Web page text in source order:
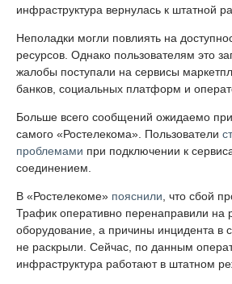
инфраструктура вернулась к штатной
Неполадки могли повлиять на
ресурсов. Однако пользователям это
жалобы поступали на сервисы
банков, социальных платформ и
Больше всего сообщений ожидаемо
самого «Ростелекома». Пользователи
проблемами при подключении к
соединением.
В «Ростелекоме» пояснили , что сбой
Трафик оперативно перенаправили на
оборудование, а причины инцидента в
не раскрыли. Сейчас, по данным
инфраструктура работают в штатном